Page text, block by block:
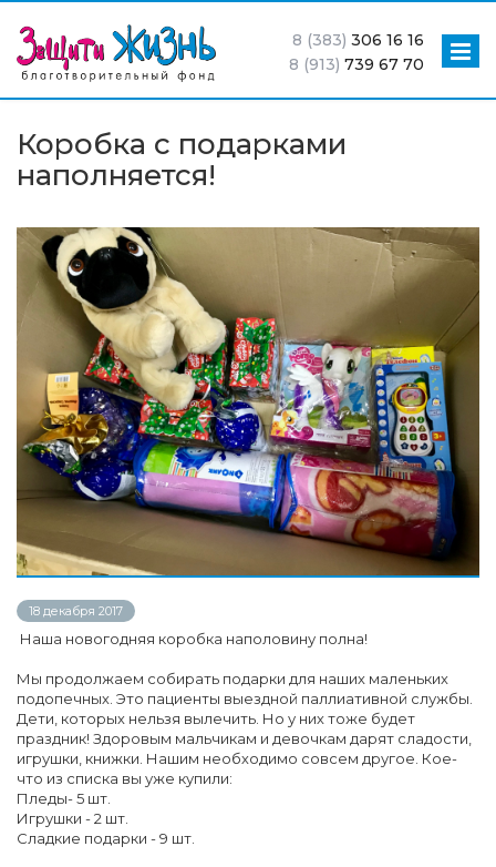
8 (383) 306 16 16
8 (913) 739 67 70
Коробка с подарками
наполняется!
18 декабря 2017
Наша новогодняя коробка наполовину полна!
Мы продолжаем собирать подарки для наших маленьких
подопечных. Это пациенты выездной паллиативной службы.
Дети, которых нельзя вылечить. Но у них тоже будет
праздник! Здоровым мальчикам и девочкам дарят сладости,
игрушки, книжки. Нашим необходимо совсем другое. Кое-
что из списка вы уже купили:
Пледы- 5 шт.
Игрушки - 2 шт.
Сладкие подарки - 9 шт.